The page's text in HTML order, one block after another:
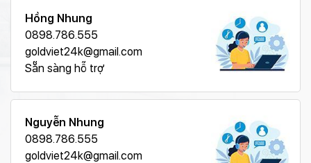
Hồng Nhung
0898.786.555
goldviet24k@gmail.com
Sẵn sàng hỗ trợ
Nguyễn Nhung
0898.786.555
goldviet24k@gmail.com